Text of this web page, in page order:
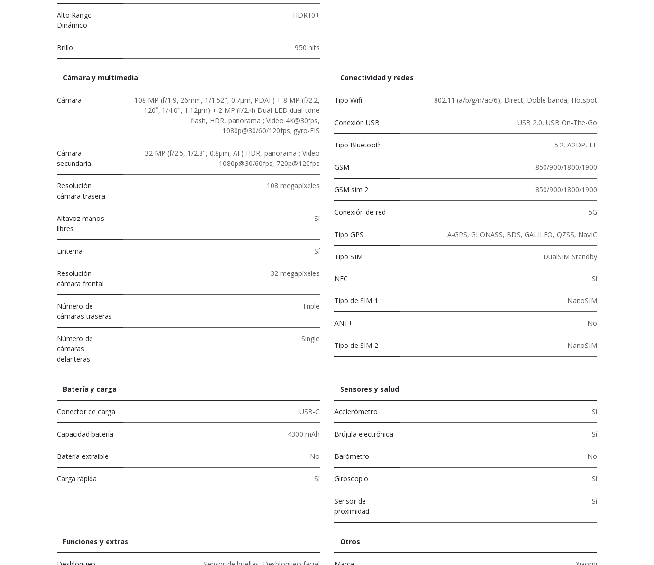
Alto Rango
Dinámico
HDR10+
Brillo 950 nits
Cámara y multimedia
Cámara
108 MP (f/1.9, 26mm, 1/1.52", 0.7µm, PDAF) + 8 MP (f/2.2,
120˚, 1/4.0", 1.12µm) + 2 MP (f/2.4) Dual-LED dual-tone
flash, HDR, panorama ; Video 4K@30fps,
1080p@30/60/120fps; gyro-EIS
Cámara
secundaria
32 MP (f/2.5, 1/2.8", 0.8µm, AF) HDR, panorama ; Video
1080p@30/60fps, 720p@120fps
Resolución
cámara trasera
108 megapíxeles
Altavoz manos
libres
Sí
Linterna Sí
Resolución
cámara frontal
32 megapíxeles
Número de
cámaras traseras
Triple
Número de
cámaras
delanteras
Single
Conectividad y redes
Tipo Wifi 802.11 (a/b/g/n/ac/6), Direct, Doble banda, Hotspot
Conexión USB USB 2.0, USB On-The-Go
Tipo Bluetooth 5.2, A2DP, LE
GSM 850/900/1800/1900
GSM sim 2 850/900/1800/1900
Conexión de red 5G
Tipo GPS A-GPS, GLONASS, BDS, GALILEO, QZSS, NavIC
Tipo SIM DualSIM Standby
NFC Sí
Tipo de SIM 1 NanoSIM
ANT+ No
Tipo de SIM 2 NanoSIM
Batería y carga
Conector de carga USB-C
Capacidad batería 4300 mAh
Batería extraíble No
Carga rápida Sí
Sensores y salud
Acelerómetro Sí
Brújula electrónica Sí
Barómetro No
Giroscopio Sí
Sensor de
proximidad
Sí
Funciones y extras Otros